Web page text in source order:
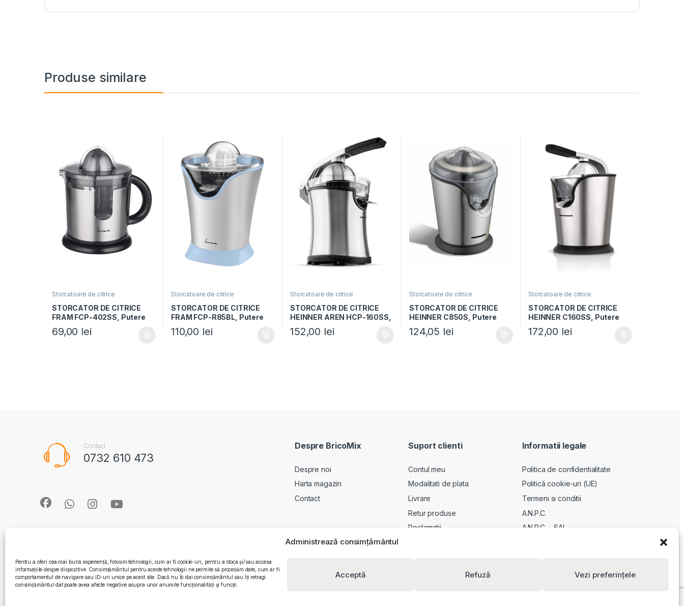
Administrează consimțământul
Pentru a oferi cea mai bună experiență, folosim tehnologii, cum ar fi cookie-uri, pentru a stoca și/sau accesa
informațiile despre dispozitive. Consimțământul pentru aceste tehnologii ne permite să procesăm date, cum ar fi
comportamentul de navigare sau ID-uri unice pe acest site. Dacă nu îți dai consimțământul sau îți retragi
consimțământul dat poate avea afecte negative asupra unor anumite funcționalități și funcții.
Acceptă Refuză Vezi preferințele
Produse similare
Storcatoare de citrice
STORCATOR DE CITRICE
FRAM FCP-402SS, Putere
40W, 2 conuri, Capacitate
1.2L, Capac protectie, Inox
69,00 lei
Storcatoare de citrice
STORCATOR DE CITRICE
FRAM FCP-R85BL, Putere
85W, 2 conuri, Filtru inox,
Capac antistropire,
110,00 lei
Storcatoare de citrice
STORCATOR DE CITRICE
HEINNER AREN HCP-160SS,
Putere 160W, 2 conuri, Filtru
inox, Maner cu aluminiu
152,00 lei
Storcatoare de citrice
STORCATOR DE CITRICE
HEINNER C850S, Putere
100W, Capacitate 0.25L, 1
Viteza, Inox
124,05 lei
Storcatoare de citrice
STORCATOR DE CITRICE
HEINNER C160SS, Putere
160W, Capacitate 0.24L,
Sita inclusa, Inox, Argintiu
172,00 lei
Contact
0732 610 473
Despre BricoMix
Despre noi
Harta magazin
Contact
Suport clienti
Contul meu
Modalitati de plata
Livrare
Retur produse
Reclamatii
Informatii legale
Politica de confidentialitate
Politică cookie-uri (UE)
Termeni si conditii
A.N.P.C.
A.N.P.C. – SAL